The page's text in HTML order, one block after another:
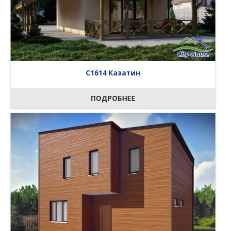
C1614 Казатин
ПОДРОБНЕЕ